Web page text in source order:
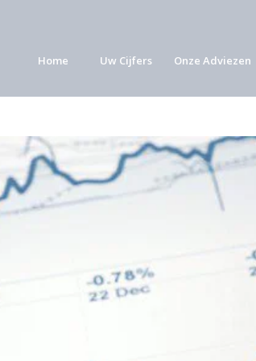
Home Uw Cijfers Onze Adviezen